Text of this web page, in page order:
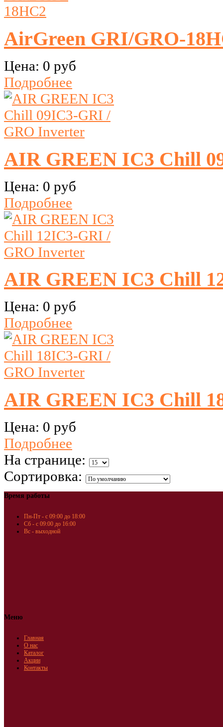
AirGreen GRI/GRO-
Цена: 0 руб
Подробнее
AIR GREEN IC3 Chill
Цена: 0 руб
Подробнее
AIR GREEN IC3 Chill
Цена: 0 руб
Подробнее
AIR GREEN IC3 Chill
Цена: 0 руб
Подробнее
На странице:
Сортировка:
Время работы
Пн-Пт - с 09:00 до 18:00
Сб - с 09:00 до 16:00
Вс - выходной
Меню
Главная
О нас
Каталог
Акции
Контакты